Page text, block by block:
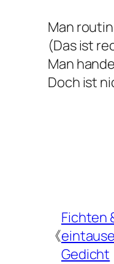
Man
(Das ist
Man
Doch ist
《
Fichten
Gedicht